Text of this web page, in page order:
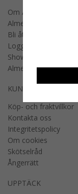
Om Almedahls
Almedahls designers
Bli återförsäljare
Logga in B2B
Showroom
Almedahls offentlig
KUNDSERVICE
Köp- och fraktvillkor
Kontakta oss
Integritetspolicy
Om cookies
Skötselråd
Ångerrätt
UPPTÄCK